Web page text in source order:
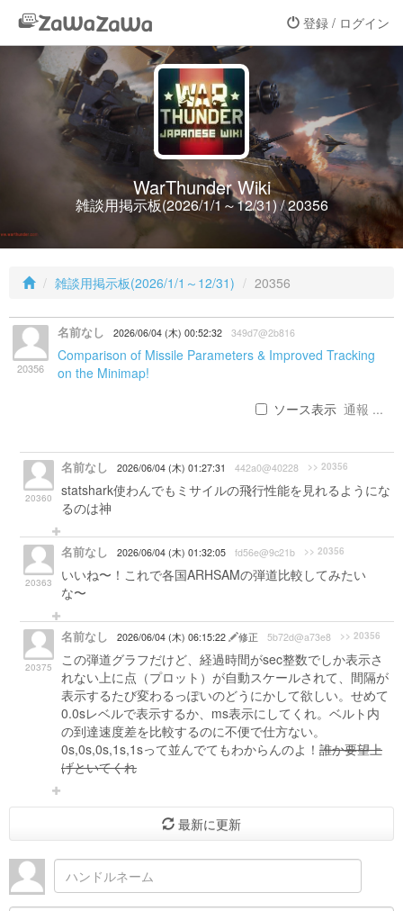
登録 / ログイン
WarThunder Wiki
雑談用掲示板(2026/1/1～12/31) / 20356
雑談用掲示板(2026/1/1～12/31) 20356
20356
名前なし 2026/06/04 (木) 00:52:32 349d7@2b816
Comparison of Missile Parameters & Improved Tracking
on the Minimap!
ソース表示 通報 ...
20360
名前なし 2026/06/04 (木) 01:27:31 442a0@40228 >> 20356
statshark使わんでもミサイルの飛行性能を見れるようにな
るのは神
20363
名前なし 2026/06/04 (木) 01:32:05 fd56e@9c21b >> 20356
いいね〜！これで各国ARHSAMの弾道比較してみたい
な〜
20375
名前なし 2026/06/04 (木) 06:15:22 修正 5b72d@a73e8 >> 20356
この弾道グラフだけど、経過時間がsec整数でしか表示さ
れない上に点（プロット）が自動スケールされて、間隔が
表示するたび変わるっぽいのどうにかして欲しい。せめて
0.0sレベルで表示するか、ms表示にしてくれ。ベルト内
の到達速度差を比較するのに不便で仕方ない。
0s,0s,0s,1s,1sって並んでてもわからんのよ！ 誰か要望上
げといてくれ
最新に更新